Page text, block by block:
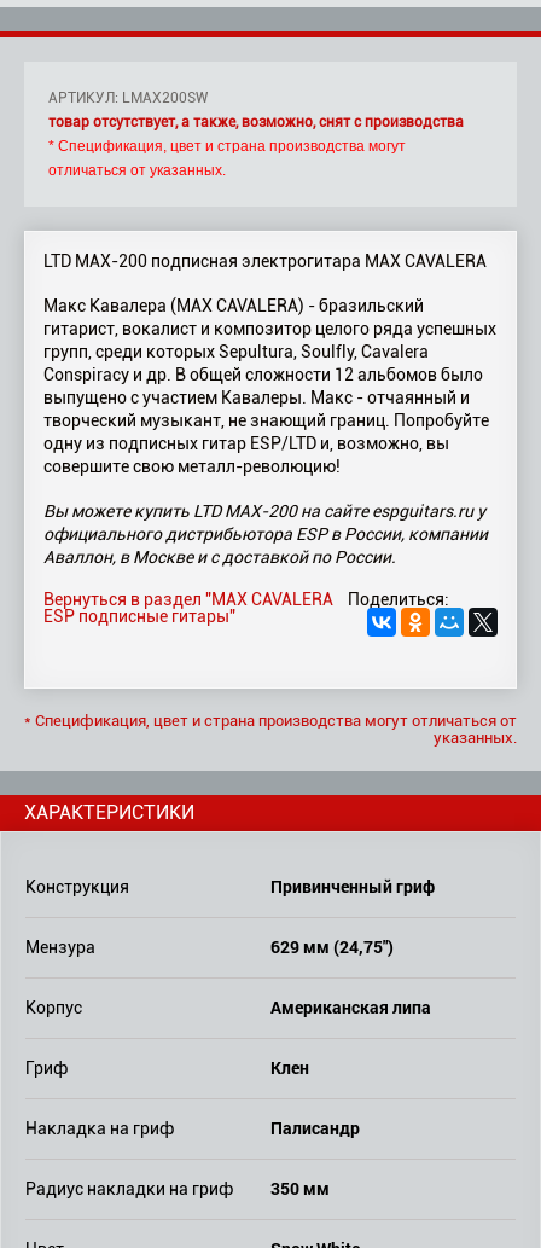
АРТИКУЛ: LMAX200SW
товар отсутствует, а также, возможно, снят с производства
* Спецификация, цвет и страна производства могут
отличаться от указанных.
LTD MAX-200 подписная электрогитара MAX CAVALERA
Макс Кавалера (MAX CAVALERA) - бразильский
гитарист, вокалист и композитор целого ряда успешных
групп, среди которых Sepultura, Soulfly, Cavalera
Conspiracy и др. В общей сложности 12 альбомов было
выпущено с участием Кавалеры. Макс - отчаянный и
творческий музыкант, не знающий границ. Попробуйте
одну из подписных гитар ESP/LTD и, возможно, вы
совершите свою металл-революцию!
Вы можете купить LTD MAX-200 на сайте espguitars.ru у
официального дистрибьютора ESP в России, компании
Аваллон, в Москве и с доставкой по России.
Поделиться:
Вернуться в раздел "MAX CAVALERA
ESP подписные гитары"
* Спецификация, цвет и страна производства могут отличаться от
указанных.
ХАРАКТЕРИСТИКИ
Конструкция Привинченный гриф
Мензура 629 мм (24,75")
Корпус Американская липа
Гриф Клен
Накладка на гриф Палисандр
Радиус накладки на гриф 350 мм